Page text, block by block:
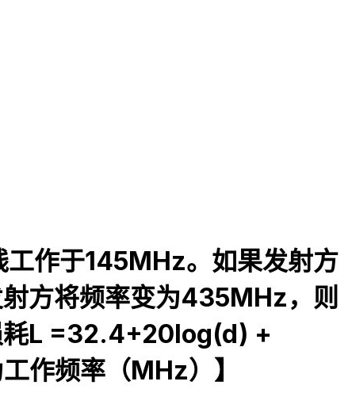
作于145MHz。如果发射方
方将频率变为435MHz，则
耗L =32.4+20log(d) +
作频率（MHz）】